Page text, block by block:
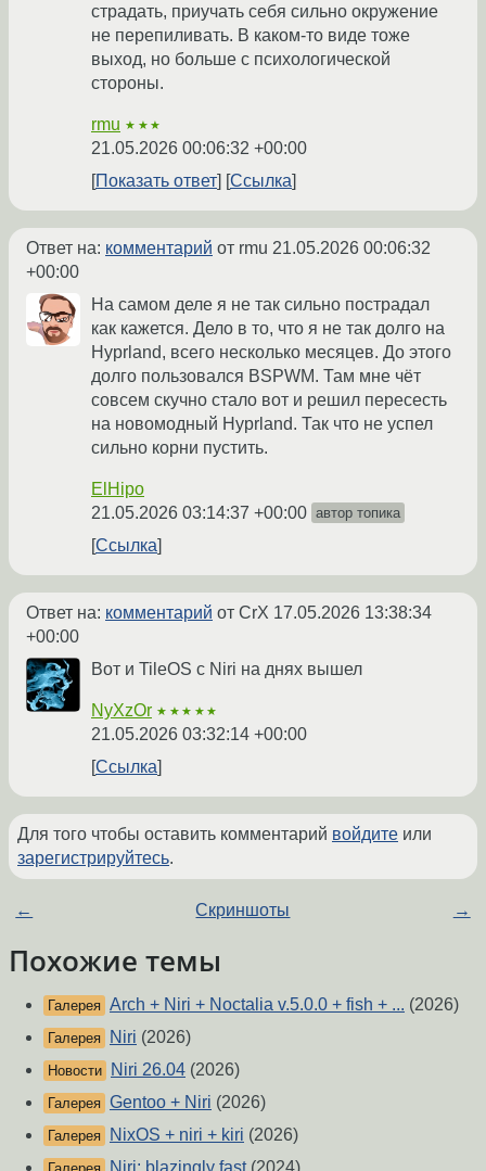
страдать, приучать себя сильно окружение
не перепиливать. В каком-то виде тоже
выход, но больше с психологической
стороны.
rmu ★★★
21.05.2026 00:06:32 +00:00
Показать ответ
Ссылка
Ответ на: комментарий от rmu 21.05.2026 00:06:32
+00:00
На самом деле я не так сильно пострадал
как кажется. Дело в то, что я не так долго на
Hyprland, всего несколько месяцев. До этого
долго пользовался BSPWM. Там мне чёт
совсем скучно стало вот и решил пересесть
на новомодный Hyprland. Так что не успел
сильно корни пустить.
ElHipo
21.05.2026 03:14:37 +00:00 автор топика
Ссылка
Ответ на: комментарий от CrX 17.05.2026 13:38:34
+00:00
Вот и TileOS с Niri на днях вышел
NyXzOr ★★★★★
21.05.2026 03:32:14 +00:00
Ссылка
Для того чтобы оставить комментарий войдите или
зарегистрируйтесь.
← Скриншоты →
Похожие темы
Галерея Arch + Niri + Noctalia v.5.0.0 + fish + ... (2026)
Галерея Niri (2026)
Новости Niri 26.04 (2026)
Галерея Gentoo + Niri (2026)
Галерея NixOS + niri + kiri (2026)
Niri: blazingly fast(2024)